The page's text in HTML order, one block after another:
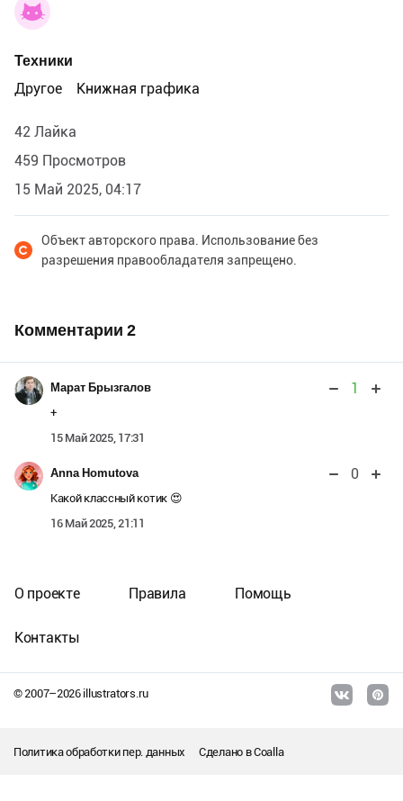
Техники
Другое
Книжная графика
42 Лайка
459 Просмотров
15 Май 2025, 04:17
Объект авторского права. Использование без
разрешения правообладателя запрещено.
Комментарии 2
Марат Брызгалов 1
+
15 Май 2025, 17:31
Anna Homutova 0
Какой классный котик 😍
16 Май 2025, 21:11
© 2007–2026illustrators.ru
О проекте Правила Помощь
Контакты
Политика обработки пер. данных Сделано вCoalla